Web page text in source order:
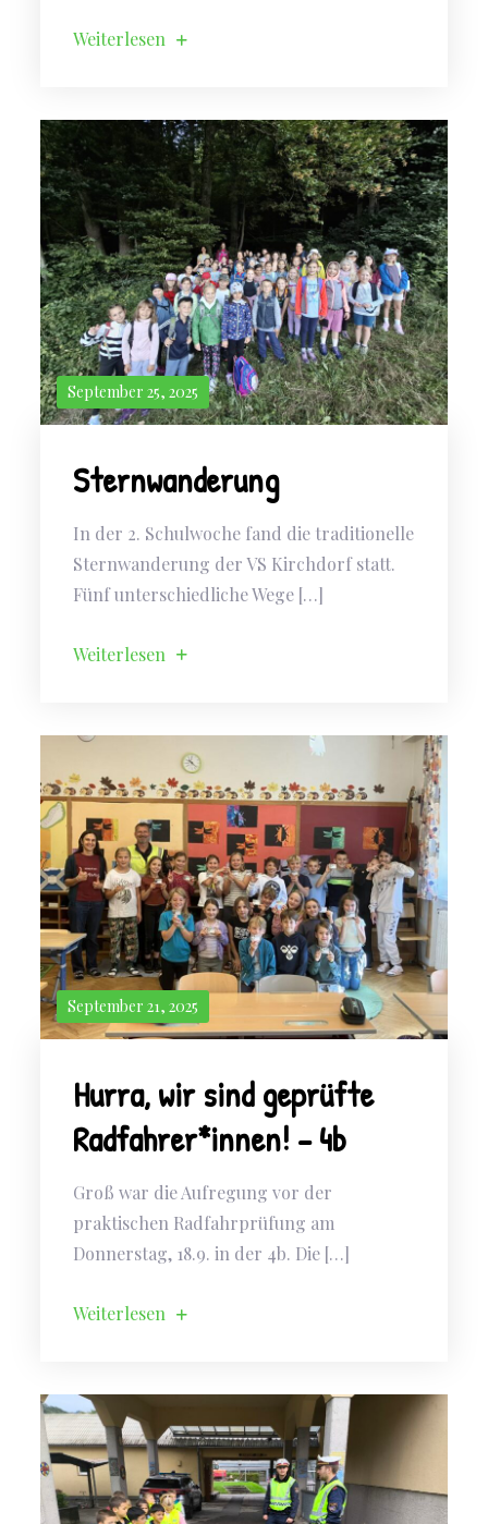
Weiterlesen
September 25, 2025
Sternwanderung
In der 2. Schulwoche fand die traditionelle
Sternwanderung der VS Kirchdorf statt.
Fünf unterschiedliche Wege […]
Weiterlesen
September 21, 2025
Hurra, wir sind geprüfte
Radfahrer*innen! – 4b
Groß war die Aufregung vor der
praktischen Radfahrprüfung am
Donnerstag, 18.9. in der 4b. Die […]
Weiterlesen